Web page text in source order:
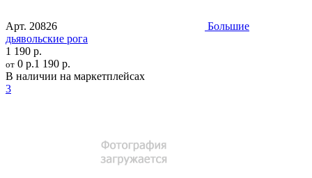
Арт. 20826
Большие
дьявольские рога
1 190 р.
от 0 р.1 190 р.
В наличии на маркетплейсах
3